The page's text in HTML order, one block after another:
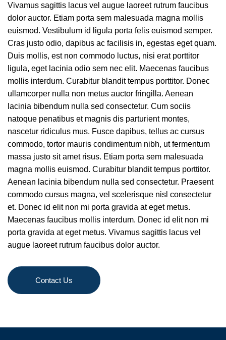
Artwork Upload
Downloads
Order Furniture Online
Vivamus sagittis lacus vel augue laoreet rutrum faucibus
dolor auctor. Etiam porta sem malesuada magna mollis
euismod. Vestibulum id ligula porta felis euismod semper.
Cras justo odio, dapibus ac facilisis in, egestas eget quam.
Duis mollis, est non commodo luctus, nisi erat porttitor
ligula, eget lacinia odio sem nec elit. Maecenas faucibus
mollis interdum. Curabitur blandit tempus porttitor. Donec
ullamcorper nulla non metus auctor fringilla. Aenean
lacinia bibendum nulla sed consectetur. Cum sociis
natoque penatibus et magnis dis parturient montes,
nascetur ridiculus mus. Fusce dapibus, tellus ac cursus
commodo, tortor mauris condimentum nibh, ut fermentum
massa justo sit amet risus. Etiam porta sem malesuada
magna mollis euismod. Curabitur blandit tempus porttitor.
Aenean lacinia bibendum nulla sed consectetur. Praesent
commodo cursus magna, vel scelerisque nisl consectetur
et. Donec id elit non mi porta gravida at eget metus.
Maecenas faucibus mollis interdum. Donec id elit non mi
porta gravida at eget metus. Vivamus sagittis lacus vel
augue laoreet rutrum faucibus dolor auctor.
Contact Us